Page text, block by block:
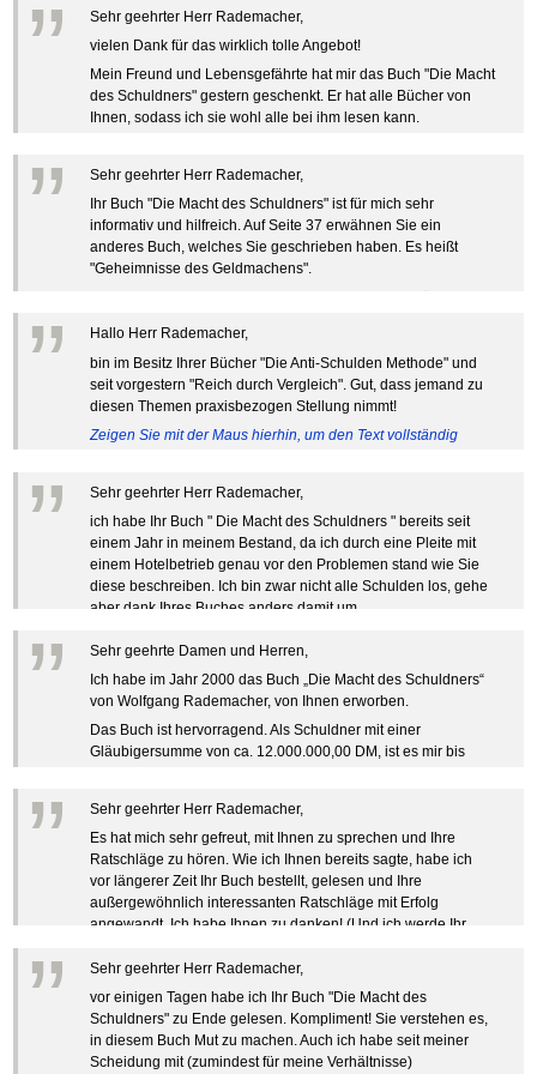
Schnell und kompakt
Schach der SCHUFA FRISCH EINGETROFFEN
Das richtige Post-Know-How NEUERSCHEINUNG
Ihren Zeitgewinn maximieren
GbR-Vertrag mit beschränkter Haftung
GbR als Einzelperson gründen
Der Finanzmanager NEU
Behalten Sie den Überblick
Nützliche Problemlösungen
Vermögenssicherung durch GbR-Vertrag NEU
Schutzwall für Hab und Gut
GbR-Vertrag mit beschränkter Haftung BESTSELLER
GbR als Einzelperson gründen
Stiftung gründen und profitabel vermarkten
Gründen Sie Ihre Stiftung
Suchmaschinenoptimierung mit der Top10-Checkliste
Platzieren Sie sich bei Google ganz oben
Für ein erfolgreiches Leben
Mental Force
Entfalten Sie Ihre geistigen Kräfte
Mental Force - Hörbuch
Geistigen Kräfte, die unter die Haut gehen
Schlüssel des Erfolgs
Methoden der Lebenstechnik
Hilf Dir selbst, hilft Dir Gott
Immer den Geist zum TUN begeistern
Mit System zum Erfolg GEHEIMTIPP
Starten Sie endlich durch
Frei Fahrt ohne Punkte
Kaufe doch Deine Schulden
Die geniale Lösung zum schnellen Schuldenabbau
Die Macht des Schuldners TIPP
Der Weg zur finanziellen Freiheit
Federleicht lebendig schreiben
Die Macht des Telefax NEU
Zeit & Kommunikationsgewinn
Mittel gegen Titel EMPFEHLUNG
Sichern Sie Einkommen und Vermögenswerte 100%-tig ab
Bekannt wie ein bunter Hund im Internet INTERNET-TIPP
schnell im Internet bekannt werden und damit viel Geld verdienen
Schreib Dich reich
Vom Gedanken zum Bestseller
anzuzeigen …
”
Sehr geehrter Herr Rademacher,
vielen Dank für das wirklich tolle Angebot!
Mein Freund und Lebensgefährte hat mir das Buch "Die Macht
des Schuldners" gestern geschenkt. Er hat alle Bücher von
Ihnen, sodass ich sie wohl alle bei ihm lesen kann.
anzuzeigen …
”
Sehr geehrter Herr Rademacher,
Ihr Buch "Die Macht des Schuldners" ist für mich sehr
informativ und hilfreich. Auf Seite 37 erwähnen Sie ein
anderes Buch, welches Sie geschrieben haben. Es heißt
"Geheimnisse des Geldmachens".
”
Hallo Herr Rademacher,
bin im Besitz Ihrer Bücher "Die Anti-Schulden Methode" und
seit vorgestern "Reich durch Vergleich". Gut, dass jemand zu
diesen Themen praxisbezogen Stellung nimmt!
Zeigen Sie mit der Maus hierhin, um den Text vollständig
”
Sehr geehrter Herr Rademacher,
ich habe Ihr Buch " Die Macht des Schuldners " bereits seit
einem Jahr in meinem Bestand, da ich durch eine Pleite mit
einem Hotelbetrieb genau vor den Problemen stand wie Sie
diese beschreiben. Ich bin zwar nicht alle Schulden los, gehe
aber dank Ihres Buches anders damit um.
anzuzeigen …
”
Sehr geehrte Damen und Herren,
Ich habe im Jahr 2000 das Buch „Die Macht des Schuldners“
von Wolfgang Rademacher, von Ihnen erworben.
Das Buch ist hervorragend. Als Schuldner mit einer
Gläubigersumme von ca. 12.000.000,00 DM, ist es mir bis
im Promillebereich.
Zeigen Sie mit der Maus hierhin, um den Text vollständig
anzuzeigen …
”
Sehr geehrter Herr Rademacher,
Es hat mich sehr gefreut, mit Ihnen zu sprechen und Ihre
Ratschläge zu hören. Wie ich Ihnen bereits sagte, habe ich
vor längerer Zeit Ihr Buch bestellt, gelesen und Ihre
außergewöhnlich interessanten Ratschläge mit Erfolg
angewandt. Ich habe Ihnen zu danken! (Und ich werde Ihr
Zeigen Sie mit der Maus hierhin, um den Text vollständig
anzuzeigen …
”
Sehr geehrter Herr Rademacher,
vor einigen Tagen habe ich Ihr Buch "Die Macht des
Schuldners" zu Ende gelesen. Kompliment! Sie verstehen es,
in diesem Buch Mut zu machen. Auch ich habe seit meiner
Scheidung mit (zumindest für meine Verhältnisse)